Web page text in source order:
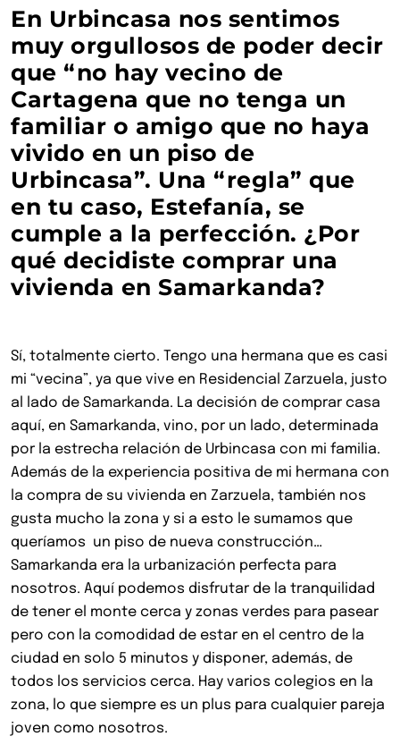
En Urbincasa nos sentimos
muy orgullosos de poder decir
que “no hay vecino de
Cartagena que no tenga un
familiar o amigo que no haya
vivido en un piso de
Urbincasa”. Una “regla” que
en tu caso, Estefanía, se
cumple a la perfección. ¿Por
qué decidiste comprar una
vivienda en Samarkanda?
Sí, totalmente cierto. Tengo una hermana que es casi
mi “vecina”, ya que vive en Residencial Zarzuela, justo
al lado de Samarkanda. La decisión de comprar casa
aquí, en Samarkanda, vino, por un lado, determinada
por la estrecha relación de Urbincasa con mi familia.
Además de la experiencia positiva de mi hermana con
la compra de su vivienda en Zarzuela, también nos
gusta mucho la zona y si a esto le sumamos que
queríamos un piso de nueva construcción…
Samarkanda era la urbanización perfecta para
nosotros. Aquí podemos disfrutar de la tranquilidad
de tener el monte cerca y zonas verdes para pasear
pero con la comodidad de estar en el centro de la
ciudad en solo 5 minutos y disponer, además, de
todos los servicios cerca. Hay varios colegios en la
zona, lo que siempre es un plus para cualquier pareja
joven como nosotros.